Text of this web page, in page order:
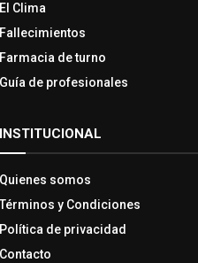
El Clima
Fallecimientos
Farmacia de turno
Guía de profesionales
INSTITUCIONAL
Quienes somos
Términos y Condiciones
Política de privacidad
Contacto